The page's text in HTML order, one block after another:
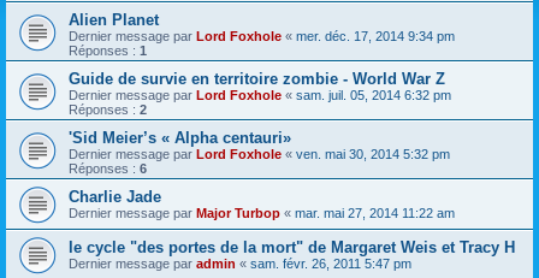
Alien Planet
Dernier message par Lord Foxhole « mer. déc. 17, 2014 9:34 pm
Réponses : 1
Guide de survie en territoire zombie - World War Z
Dernier message par Lord Foxhole « sam. juil. 05, 2014 6:32 pm
Réponses : 2
'Sid Meier’s « Alpha centauri»
Dernier message par Lord Foxhole « ven. mai 30, 2014 5:32 pm
Réponses : 6
Charlie Jade
Dernier message par Major Turbop « mar. mai 27, 2014 11:22 am
le cycle "des portes de la mort" de Margaret Weis et Tracy H
Dernier message par admin « sam. févr. 26, 2011 5:47 pm